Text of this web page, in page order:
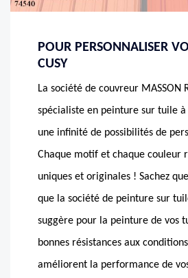
POUR PERSONNALISER
CUSY
La société de couvreur MASSON
spécialiste en peinture sur tuile à
une infinité de possibilités de
Chaque motif et chaque couleur
uniques et originales ! Sachez
que la société de peinture sur
suggère pour la peinture de vos
bonnes résistances aux
améliorent la performance de